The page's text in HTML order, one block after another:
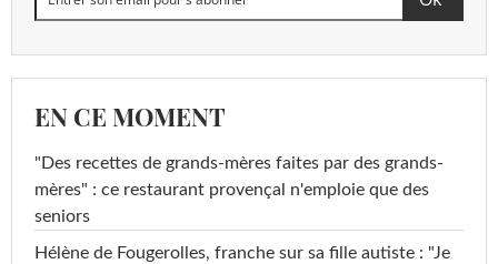
EN CE MOMENT
"Des recettes de grands-mères faites par des grands-
mères" : ce restaurant provençal n'emploie que des
seniors
Hélène de Fougerolles, franche sur sa fille autiste : "Je